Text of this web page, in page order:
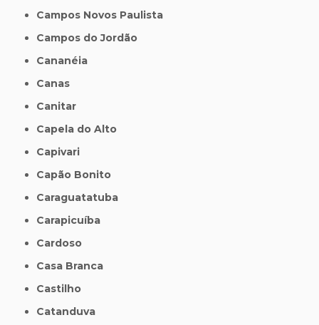
Campos Novos Paulista
Campos do Jordão
Cananéia
Canas
Canitar
Capela do Alto
Capivari
Capão Bonito
Caraguatatuba
Carapicuíba
Cardoso
Casa Branca
Castilho
Catanduva